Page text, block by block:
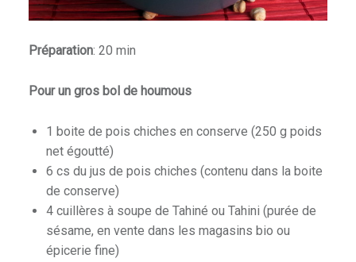
Préparation: 20 min
Pour un gros bol de houmous
1 boite de pois chiches en conserve (250 g poids
net égoutté)
6 cs du jus de pois chiches (contenu dans la boite
de conserve)
4 cuillères à soupe de Tahiné ou Tahini (purée de
sésame, en vente dans les magasins bio ou
épicerie fine)